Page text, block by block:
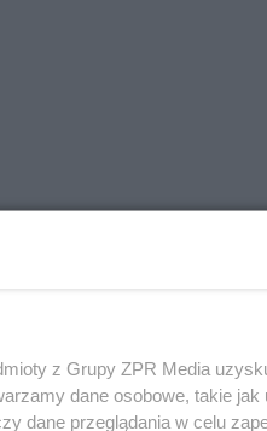
z Grupy ZPR Media
dane osobowe, takie jak
dane przeglądania w celu